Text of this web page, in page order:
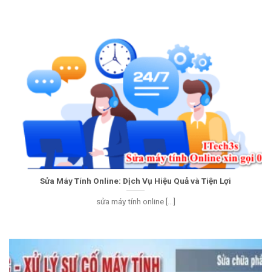
Sửa Máy Tính Online: Dịch Vụ Hiệu Quả và Tiện Lợi
sửa máy tính online [...]